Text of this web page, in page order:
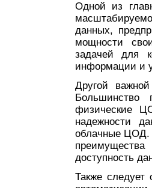
Одной из
данных,
мощности
задачей для
информации и
Другой
Большинство
физические
надежности
облачные ЦОД.
доступность
Также следует